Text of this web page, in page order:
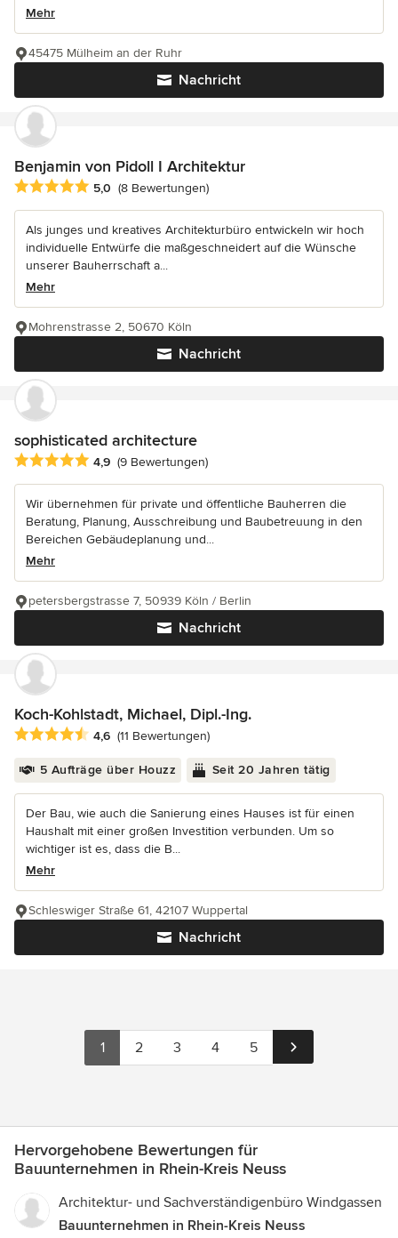
Mehr
Nachricht
45475 Mülheim an der Ruhr
Benjamin von Pidoll I Architektur
Durchschnittliche Bewertung: 5 von 5 Sternen
5,0 (8 Bewertungen)
Als junges und kreatives Architekturbüro entwickeln wir hoch
individuelle Entwürfe die maßgeschneidert auf die Wünsche
unserer Bauherrschaft a...
Mehr
Nachricht
Mohrenstrasse 2, 50670 Köln
sophisticated architecture
Durchschnittliche Bewertung: 4.9 von 5 Sternen
4,9 (9 Bewertungen)
Wir übernehmen für private und öffentliche Bauherren die
Beratung, Planung, Ausschreibung und Baubetreuung in den
Bereichen Gebäudeplanung und...
Mehr
Nachricht
petersbergstrasse 7, 50939 Köln / Berlin
Koch-Kohlstadt, Michael, Dipl.-Ing.
Durchschnittliche Bewertung: 4.6 von 5 Sternen
4,6 (11 Bewertungen)
5 Aufträge über Houzz Seit 20 Jahren tätig
Der Bau, wie auch die Sanierung eines Hauses ist für einen
Haushalt mit einer großen Investition verbunden. Um so
wichtiger ist es, dass die B...
Mehr
Nachricht
Schleswiger Straße 61, 42107 Wuppertal
1 2 3 4 5
Hervorgehobene Bewertungen für
Bauunternehmen in Rhein-Kreis Neuss
Architektur- und Sachverständigenbüro Windgassen
Bauunternehmen in Rhein-Kreis Neuss